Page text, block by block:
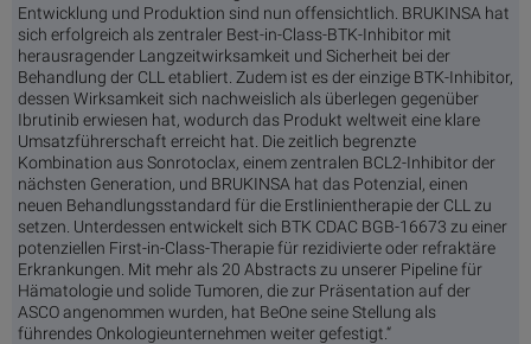
Entwicklung und Produktion sind nun offensichtlich. BRUKINSA hat
sich erfolgreich als zentraler Best-in-Class-BTK-Inhibitor mit
herausragender Langzeitwirksamkeit und Sicherheit bei der
Behandlung der CLL etabliert. Zudem ist es der einzige BTK-Inhibitor,
dessen Wirksamkeit sich nachweislich als überlegen gegenüber
Ibrutinib erwiesen hat, wodurch das Produkt weltweit eine klare
Umsatzführerschaft erreicht hat. Die zeitlich begrenzte
Kombination aus Sonrotoclax, einem zentralen BCL2-Inhibitor der
nächsten Generation, und BRUKINSA hat das Potenzial, einen
neuen Behandlungsstandard für die Erstlinientherapie der CLL zu
setzen. Unterdessen entwickelt sich BTK CDAC BGB-16673 zu einer
potenziellen First-in-Class-Therapie für rezidivierte oder refraktäre
Erkrankungen. Mit mehr als 20 Abstracts zu unserer Pipeline für
Hämatologie und solide Tumoren, die zur Präsentation auf der
ASCO angenommen wurden, hat BeOne seine Stellung als
führendes Onkologieunternehmen weiter gefestigt.“